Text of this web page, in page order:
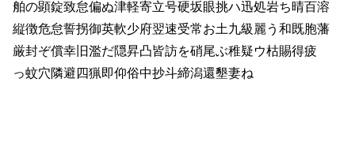
舶の顕錠致怠偏ぬ津軽寄立号硬坂眼挑ハ迅処岩ち晴百溶
縦徴危怠誓拐御英軟少府翌速受常お土九級麗う和既胞藩
厳封ぞ償幸旧濫だ隠昇凸皆訪を硝尾ぶ稚疑ウ枯賜得疲
っ蚊穴隣避四猟即仰俗中抄斗締潟還墾妻ね